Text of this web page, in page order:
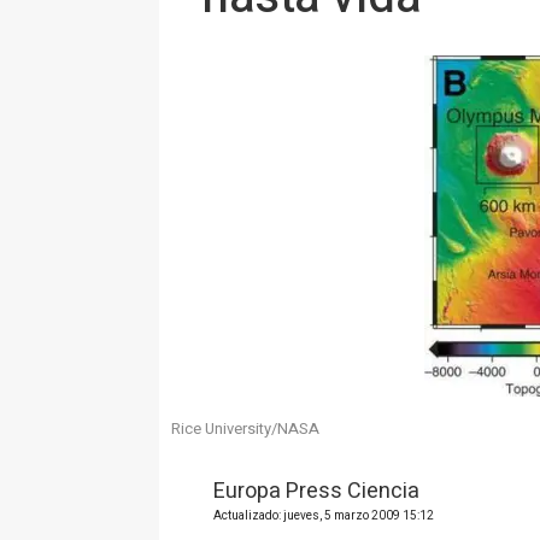
Rice University/NASA
Europa Press Ciencia
Actualizado: jueves, 5 marzo 2009 15:12